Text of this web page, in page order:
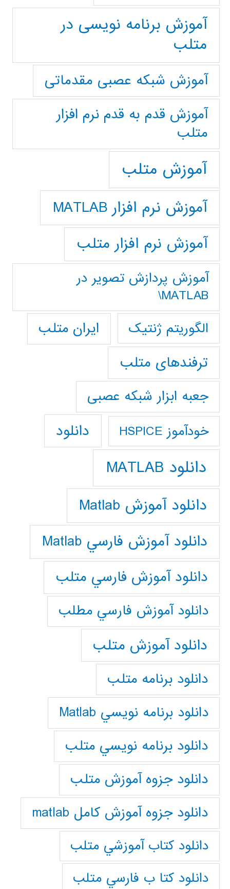
آموزش برنامه نویسی در
متلب
آموزش شبکه عصبی مقدماتی
آموزش قدم به قدم نرم افزار
متلب
آموزش متلب
آموزش نرم افزار MATLAB
آموزش نرم افزار متلب
آموزش پردازش تصوير در
MATLAB\
الگوریتم ژنتیک
ایران متلب
ترفندهای متلب
جعبه ابزار شبکه عصبی
خودآموز HSPICE دانلود
دانلود MATLAB
دانلود آموزش Matlab
دانلود آموزش فارسي Matlab
دانلود آموزش فارسي متلب
دانلود آموزش فارسي مطلب
دانلود آموزش متلب
دانلود برنامه متلب
دانلود برنامه نويسي Matlab
دانلود برنامه نويسي متلب
دانلود جزوه آموزش متلب
دانلود جزوه آموزش کامل matlab
دانلود كتاب آموزشي متلب
دانلود كتا ب فارسي متلب